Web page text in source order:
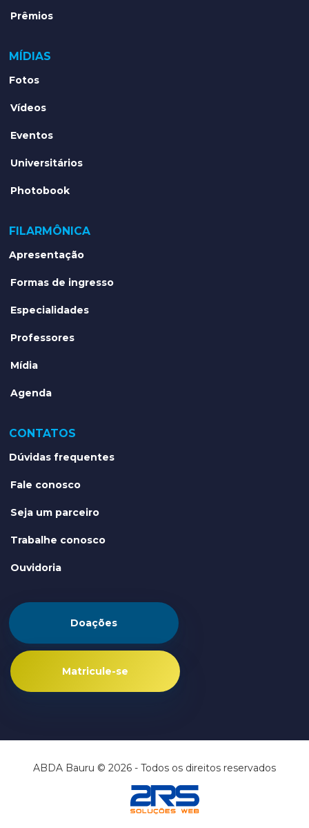
Prêmios
MÍDIAS
Fotos
Vídeos
Eventos
Universitários
Photobook
FILARMÔNICA
Apresentação
Formas de ingresso
Especialidades
Professores
Mídia
Agenda
CONTATOS
Dúvidas frequentes
Fale conosco
Seja um parceiro
Trabalhe conosco
Ouvidoria
Doações
Matricule-se
ABDA Bauru © 2026 - Todos os direitos reservados